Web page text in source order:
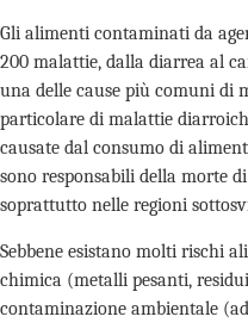
Gli alimenti contaminati da
200 malattie, dalla diarrea al
una delle cause più comuni di
particolare di malattie
causate dal consumo di
sono responsabili della morte
soprattutto nelle regioni
Sebbene esistano molti rischi
chimica (metalli pesanti,
contaminazione ambientale